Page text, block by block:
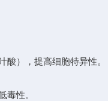
），提高细胞特异性。
性。